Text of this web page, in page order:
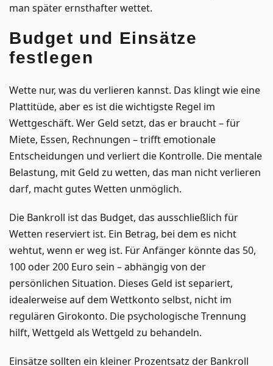
man später ernsthafter wettet.
Budget und Einsätze
festlegen
Wette nur, was du verlieren kannst. Das klingt wie eine
Plattitüde, aber es ist die wichtigste Regel im
Wettgeschäft. Wer Geld setzt, das er braucht – für
Miete, Essen, Rechnungen – trifft emotionale
Entscheidungen und verliert die Kontrolle. Die mentale
Belastung, mit Geld zu wetten, das man nicht verlieren
darf, macht gutes Wetten unmöglich.
Die Bankroll ist das Budget, das ausschließlich für
Wetten reserviert ist. Ein Betrag, bei dem es nicht
wehtut, wenn er weg ist. Für Anfänger könnte das 50,
100 oder 200 Euro sein – abhängig von der
persönlichen Situation. Dieses Geld ist separiert,
idealerweise auf dem Wettkonto selbst, nicht im
regulären Girokonto. Die psychologische Trennung
hilft, Wettgeld als Wettgeld zu behandeln.
Einsätze sollten ein kleiner Prozentsatz der Bankroll